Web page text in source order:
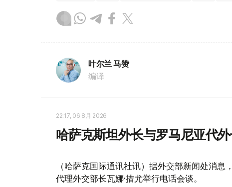
叶尔兰 马赞
编译
22:17, 06 8月 2026
哈萨克斯坦外长与罗马尼亚代
（哈萨克国际通讯社讯）据外交部新闻处消
代理外交部长瓦娜·措尤举行电话会谈。